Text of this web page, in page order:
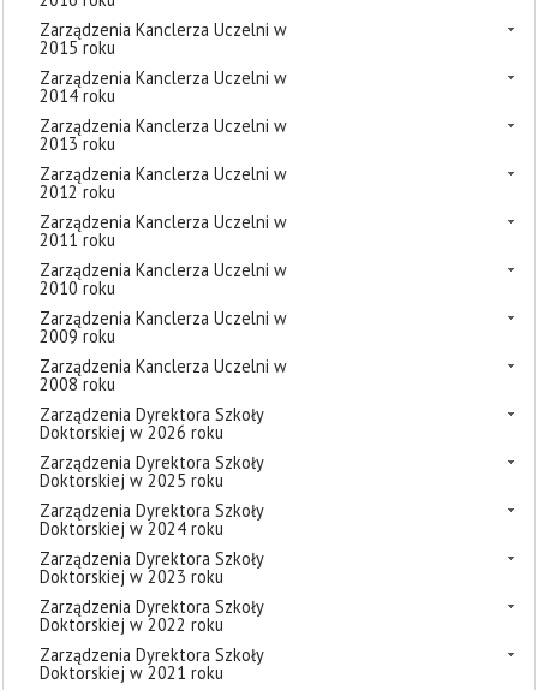
Zarządzenia Kanclerza Uczelni w
2015 roku
Zarządzenia Kanclerza Uczelni w
2014 roku
Zarządzenia Kanclerza Uczelni w
2013 roku
Zarządzenia Kanclerza Uczelni w
2012 roku
Zarządzenia Kanclerza Uczelni w
2011 roku
Zarządzenia Kanclerza Uczelni w
2010 roku
Zarządzenia Kanclerza Uczelni w
2009 roku
Zarządzenia Kanclerza Uczelni w
2008 roku
Zarządzenia Dyrektora Szkoły
Doktorskiej w 2026 roku
Zarządzenia Dyrektora Szkoły
Doktorskiej w 2025 roku
Zarządzenia Dyrektora Szkoły
Doktorskiej w 2024 roku
Zarządzenia Dyrektora Szkoły
Doktorskiej w 2023 roku
Zarządzenia Dyrektora Szkoły
Doktorskiej w 2022 roku
Zarządzenia Dyrektora Szkoły
Doktorskiej w 2021 roku